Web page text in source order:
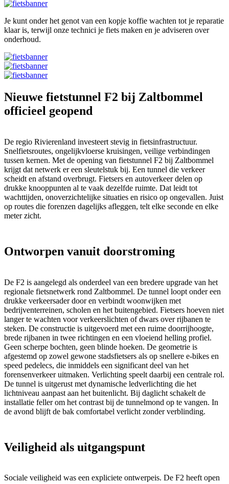
Je kunt onder het genot van een kopje koffie wachten tot je reparatie
klaar is, terwijl onze technici je fiets maken en je adviseren over
onderhoud.
Nieuwe fietstunnel F2 bij Zaltbommel
officieel geopend
De regio Rivierenland investeert stevig in fietsinfrastructuur.
Snelfietsroutes, ongelijkvloerse kruisingen, veilige verbindingen
tussen kernen. Met de opening van fietstunnel F2 bij Zaltbommel
krijgt dat netwerk er een sleutelstuk bij. Een tunnel die verkeer
scheidt en afstand overbrugt. Fietsers en autoverkeer delen op
drukke knooppunten al te vaak dezelfde ruimte. Dat leidt tot
wachttijden, onoverzichtelijke situaties en risico op ongevallen. Juist
op routes die forenzen dagelijks afleggen, telt elke seconde en elke
meter zicht.
Ontworpen vanuit doorstroming
De F2 is aangelegd als onderdeel van een bredere upgrade van het
regionale fietsnetwerk rond Zaltbommel. De tunnel loopt onder een
drukke verkeersader door en verbindt woonwijken met
bedrijventerreinen, scholen en het buitengebied. Fietsers hoeven niet
langer te wachten voor verkeerslichten of dwars over rijbanen te
steken. De constructie is uitgevoerd met een ruime doorrijhoogte,
brede rijbanen in twee richtingen en een vloeiend helling profiel.
Geen scherpe bochten, geen blinde hoeken. De geometrie is
afgestemd op zowel gewone stadsfietsers als op snellere e-bikes en
speed pedelecs, die inmiddels een significant deel van het
forensenverkeer uitmaken. Verlichting speelt daarbij een centrale rol.
De tunnel is uitgerust met dynamische ledverlichting die het
lichtniveau aanpast aan het buitenlicht. Bij daglicht schakelt de
installatie feller om het contrast bij de tunnelmond op te vangen. In
de avond blijft de bak comfortabel verlicht zonder verblinding.
Veiligheid als uitgangspunt
Sociale veiligheid was een expliciete ontwerpeis. De F2 heeft open